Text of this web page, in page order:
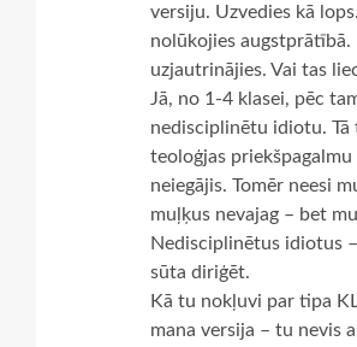
versiju. Uzvedies kā
nolūkojies augstprātībā.
uzjautrinājies. Vai tas
Jā, no 1-4 klasei, pēc
nedisciplinētu idiotu. Tā
teoloģjas priekšpagalmu
neiegājis. Tomēr neesi
muļķus nevajag – bet
Nedisciplinētus idiotus
sūta diriģēt.
Kā tu nokļuvi par tipa
mana versija – tu nevis